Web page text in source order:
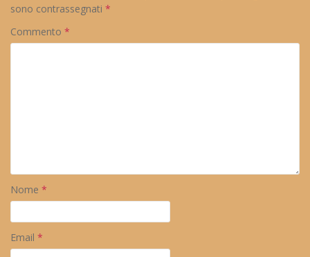
sono contrassegnati *
Commento *
Nome *
Email *